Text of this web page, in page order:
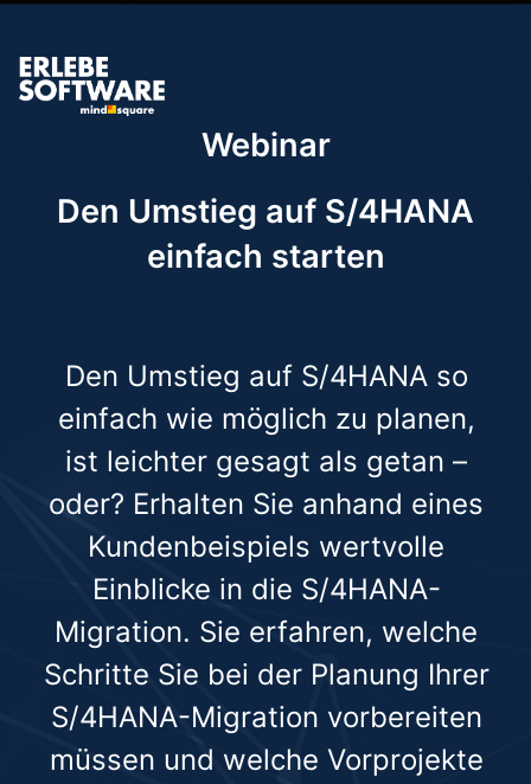
Webinar
Den Umstieg auf S/4HANA
einfach starten
Den Umstieg auf S/4HANA so
einfach wie möglich zu planen,
ist leichter gesagt als getan –
oder? Erhalten Sie anhand eines
Kundenbeispiels wertvolle
Einblicke in die S/4HANA-
Migration. Sie erfahren, welche
Schritte Sie bei der Planung Ihrer
S/4HANA-Migration vorbereiten
müssen und welche Vorprojekte